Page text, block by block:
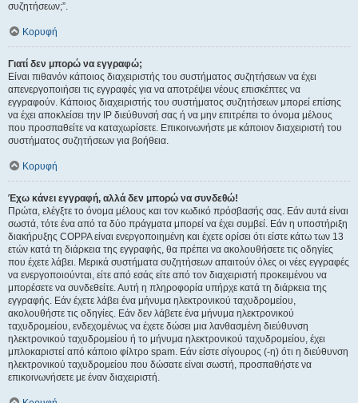
συζητήσεων;”.
Κορυφή
Γιατί δεν μπορώ να εγγραφώ;
Είναι πιθανόν κάποιος διαχειριστής του συστήματος συζητήσεων να έχει
απενεργοποιήσει τις εγγραφές για να αποτρέψει νέους επισκέπτες να
εγγραφούν. Κάποιος διαχειριστής του συστήματος συζητήσεων μπορεί επίσης
να έχει αποκλείσει την IP διεύθυνσή σας ή να μην επιτρέπει το όνομα μέλους
που προσπαθείτε να καταχωρίσετε. Επικοινωνήστε με κάποιον διαχειριστή του
συστήματος συζητήσεων για βοήθεια.
Κορυφή
Έχω κάνει εγγραφή, αλλά δεν μπορώ να συνδεθώ!
Πρώτα, ελέγξτε το όνομα μέλους και τον κωδικό πρόσβασής σας. Εάν αυτά είναι
σωστά, τότε ένα από τα δύο πράγματα μπορεί να έχει συμβεί. Εάν η υποστήριξη
διακήρυξης COPPA είναι ενεργοποιημένη και έχετε ορίσει ότι είστε κάτω των 13
ετών κατά τη διάρκεια της εγγραφής, θα πρέπει να ακολουθήσετε τις οδηγίες
που έχετε λάβει. Μερικά συστήματα συζητήσεων απαιτούν όλες οι νέες εγγραφές
να ενεργοποιούνται, είτε από εσάς είτε από τον διαχειριστή προκειμένου να
μπορέσετε να συνδεθείτε. Αυτή η πληροφορία υπήρχε κατά τη διάρκεια της
εγγραφής. Εάν έχετε λάβει ένα μήνυμα ηλεκτρονικού ταχυδρομείου,
ακολουθήστε τις οδηγίες. Εάν δεν λάβετε ένα μήνυμα ηλεκτρονικού
ταχυδρομείου, ενδεχομένως να έχετε δώσει μια λανθασμένη διεύθυνση
ηλεκτρονικού ταχυδρομείου ή το μήνυμα ηλεκτρονικού ταχυδρομείου, έχει
μπλοκαριστεί από κάποιο φίλτρο spam. Εάν είστε σίγουρος (-η) ότι η διεύθυνση
ηλεκτρονικού ταχυδρομείου που δώσατε είναι σωστή, προσπαθήστε να
επικοινωνήσετε με έναν διαχειριστή.